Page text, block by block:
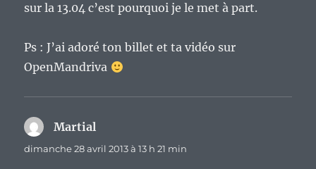
sur la 13.04 c’est pourquoi je le met à part.
Ps : J’ai adoré ton billet et ta vidéo sur
OpenMandriva
Martial
dimanche 28 avril 2013 à 13 h 21 min